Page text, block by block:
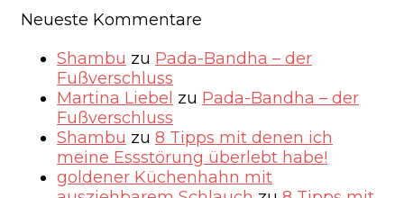
Neueste Kommentare
Shambu zu Pada-Bandha – der
Fußverschluss
Martina Liebel zu Pada-Bandha – der
Fußverschluss
Shambu zu 8 Tipps mit denen ich
meine Essstörung überlebt habe!
goldener Küchenhahn mit